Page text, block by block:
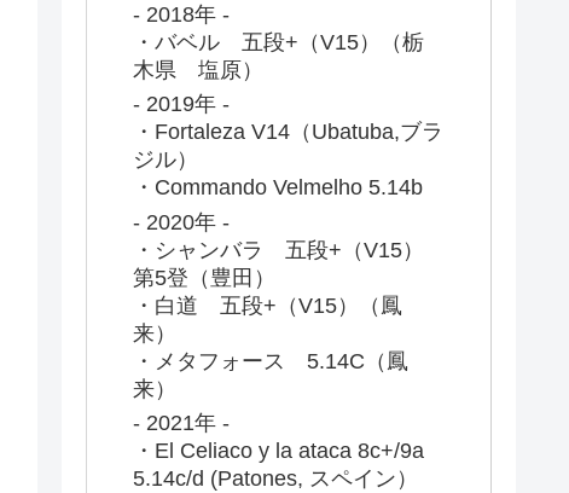
- 2018年 -
・バベル 五段+（V15）（栃
木県 塩原）
- 2019年 -
・Fortaleza V14（Ubatuba,ブラ
ジル）
・Commando Velmelho 5.14b
- 2020年 -
・シャンバラ 五段+（V15）
第5登（豊田）
・白道 五段+（V15）（鳳
来）
・メタフォース 5.14C（鳳
来）
- 2021年 -
・El Celiaco y la ataca 8c+/9a
5.14c/d (Patones, スペイン）